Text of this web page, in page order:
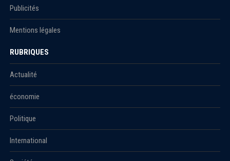
Publicités
Mentions légales
RUBRIQUES
Actualité
économie
Politique
International